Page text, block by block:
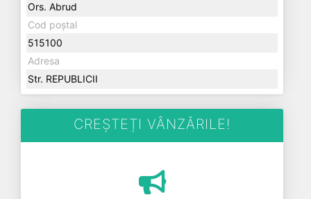
Ors. Abrud
Cod poștal
515100
Adresa
Str. REPUBLICII
CREȘTEȚI VÂNZĂRILE!